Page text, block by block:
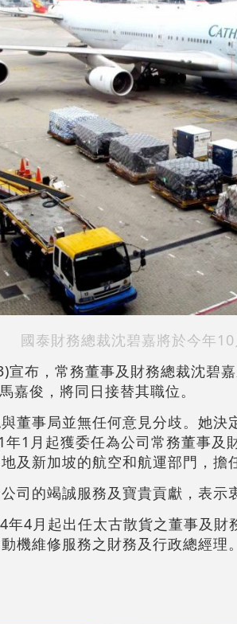
國泰財務總裁沈碧嘉將於今年10
宣布，常務董事及財務總裁沈碧
俊，將同日接替其職位。
董事局並無任何意見分歧。她
1月起獲委任為公司常務董事及
及新加坡的航空和航運部門，擔
司的竭誠服務及寶貴貢獻，表示
4月起出任太古散貨之董事及
機維修服務之財務及行政總經